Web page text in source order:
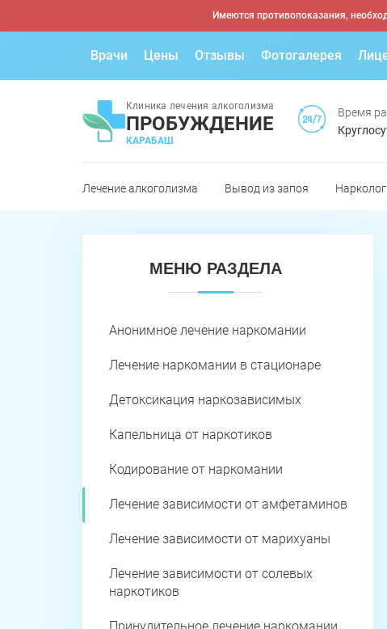
Имеются противопоказания,
Врачи Цены Отзывы Фотогалерея
Клиника лечения алкоголизма
ПРОБУЖДЕНИЕ
КАРАБАШ
Время
Лечение алкоголизма Вывод из запоя
МЕНЮ РАЗДЕЛА
Анонимное лечение наркомании
Лечение наркомании в стационаре
Детоксикация наркозависимых
Капельница от наркотиков
Кодирование от наркомании
Лечение зависимости от амфетаминов
Лечение зависимости от марихуаны
Лечение зависимости от солевых
наркотиков